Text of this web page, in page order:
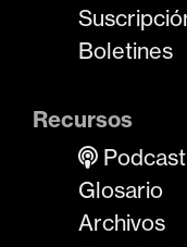
Boletines
Recursos
Podcast
Glosario
Archivos